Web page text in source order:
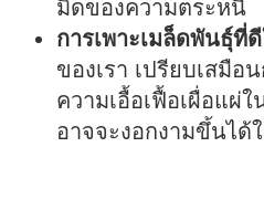
มิดของความตระหนี่
การเพาะเมล็ดพันธุ์ที่
ของเรา เปรียบเสมือ
ความเอื้อเฟื้อเผื่อแผ่
อาจจะงอกงามขึ้นได้